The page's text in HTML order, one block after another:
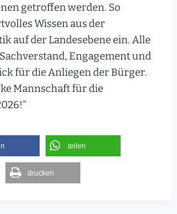
getroffen werden. So
Wissen aus der
auf der Landesebene ein. Alle
Engagement und
für die Anliegen der Bürger.
Mannschaft für die
teilen
drucken